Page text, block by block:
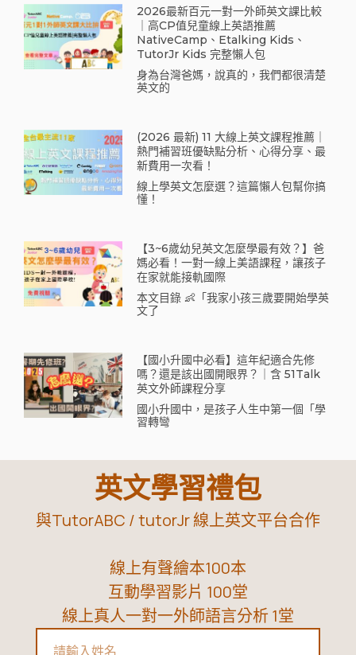
2026最新百元一對一外師英文課比較
｜高CP值兒童線上英語推薦
NativeCamp、Etalking Kids、
TutorJr Kids 完整懶人包
身為台灣爸媽，說真的，我們都很清楚
英文的
(2026 最新) 11 大線上英文課程推薦｜
熱門補習班優缺點分析、心得分享、最
新費用一次看！
線上學英文怎麼選？這篇懶人包幫你搞
懂！
【3~6歲幼兒英文怎麼學最有效？】爸
媽必看！一對一線上美語課程，讓孩子
在家就能接軌國際
本文目錄 👶「我家小孩三歲要開始學英
文了
【國小升國中必看】這年紀適合先修
嗎？還是該出國開眼界？｜含 51Talk
英文外師課程分享
國小升國中，是孩子人生中第一個「學
習轉彎
英文學習禮包
與TutorABC / tutorJr 線上英文平台合作
線上有聲繪本100本
互動學習影片 100堂
線上真人一對一外師語言分析 1堂